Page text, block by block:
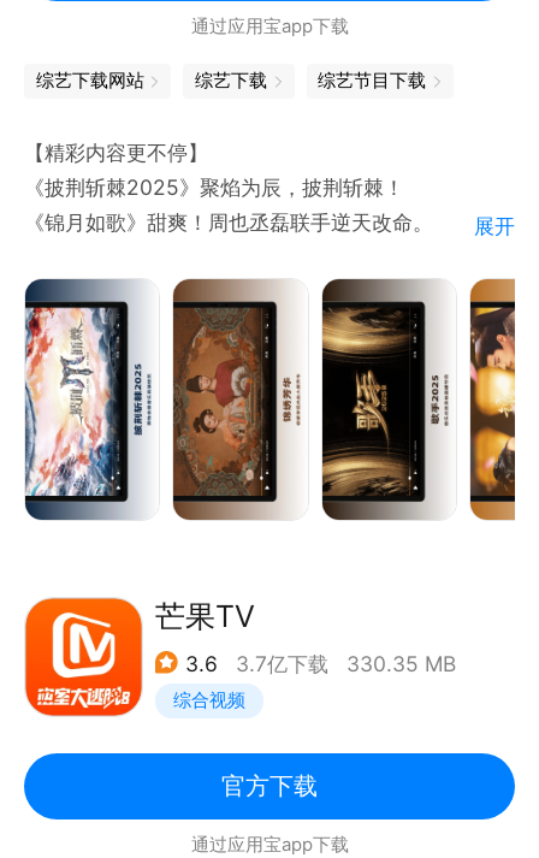
【V享会员 尊享特权】
2.缓存：极速缓存，狂飙500%
3.广告：无片头广告
4.投屏：免广告投屏
5.弹幕：专属炫彩弹幕
6.标识：尊贵会员标识
【反馈渠道】
1.韩小圈客服微信公众号：hanju-tv
2.韩小圈官方微信公众号：韩剧
TV（gh_f4cf85b0a609）
3.韩小圈官方微博：韩剧TV（https:
通过应用宝app下载
综艺下载网站 综艺下载 综艺节目下载
【精彩内容更不停】
《披荆斩棘2025》聚焰为辰，披荆斩棘！
《锦月如歌》甜爽！周也丞磊联手逆天改命。
《歌手2025》直播再唱，山海回响！
《深情眼》姐狗恋天花板！张予曦猛撩毕雯珺。
《中餐厅·非洲创业季》前往摩洛哥展开“非比寻常”的
经营之路。
《我们的宿舍》惊喜消暑，合宿时间到！好6团解锁新
场景。
《韶华若锦》宋威龙包上恩上演狼兔CP！代露娃被白
演”。
《全员加速中2025》共赴加速之旅，感受中华瑰宝的
无限风采！
《大侦探·拾光季》侦心不改，拾光而行。
《国色芳华》杨紫李现二搭古装默契十足。
《夺金2025》30位创业大学生携创意登场，一起见证
展开
芒果TV
3.6 3.7亿下载 330.35 MB
综合视频
官方下载
通过应用宝app下载